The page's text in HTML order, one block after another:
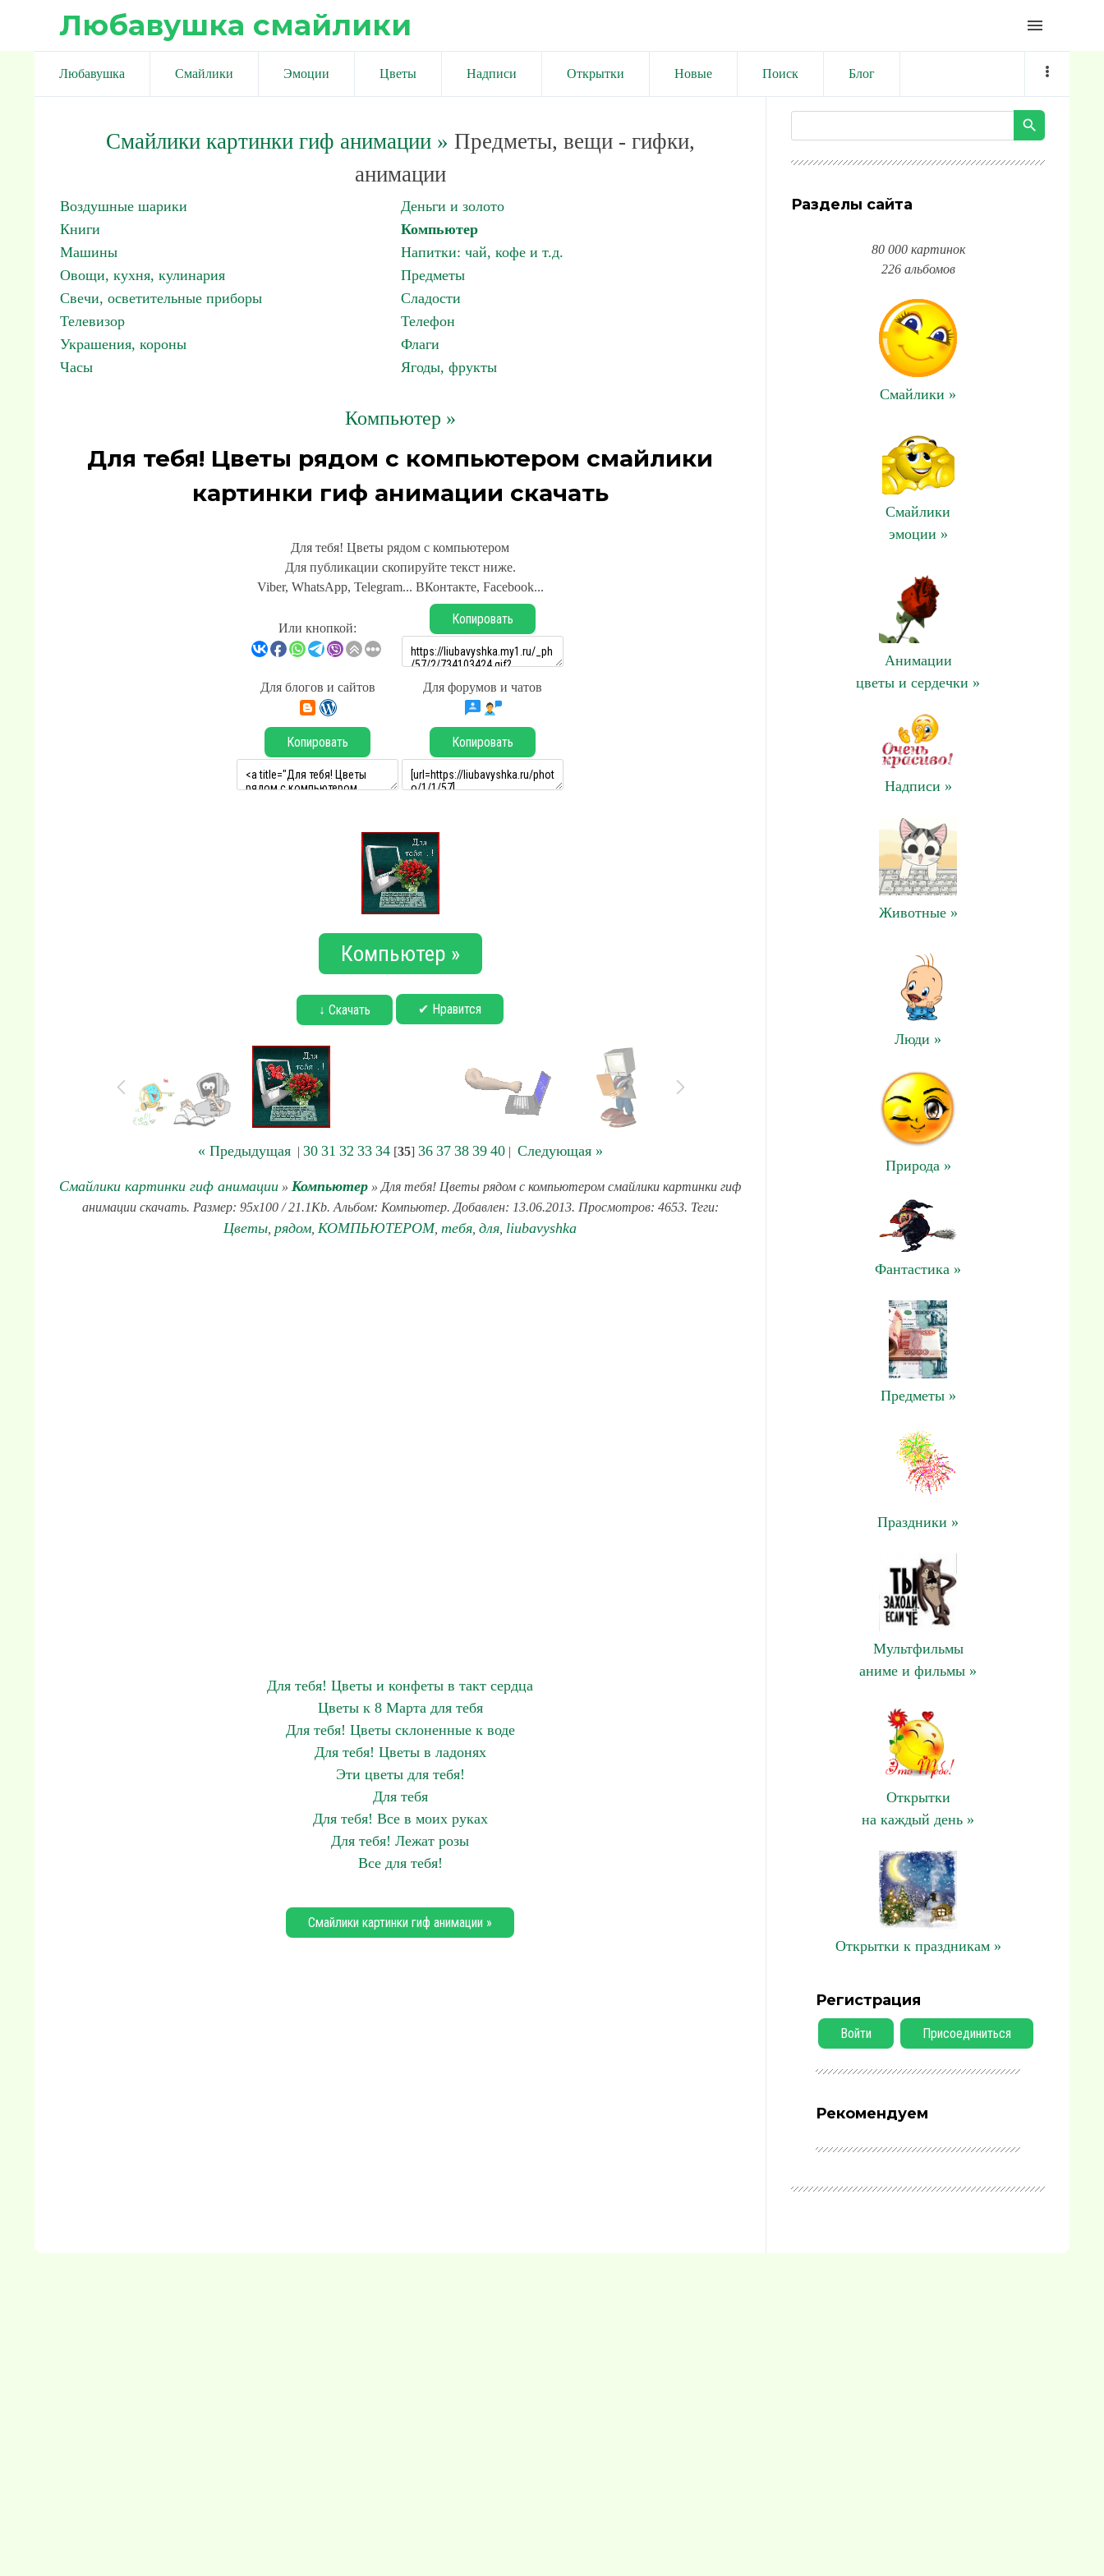
Любавушка смайлики menu
Любавушка Смайлики Эмоции Цветы Надписи Открытки Новые Поиск Блог
Смайлики картинки гиф анимации» Предметы, вещи - гифки,
анимации
Воздушные шарики
Деньги и золото
Книги
Компьютер
Машины
Напитки: чай, кофе и т.д.
Овощи, кухня, кулинария
Предметы
Свечи, осветительные приборы
Сладости
Телевизор
Телефон
Украшения, короны
Флаги
Часы
Ягоды, фрукты
Компьютер »
Для тебя! Цветы рядом с компьютером смайлики
картинки гиф анимации скачать
Для тебя! Цветы рядом с компьютером
Для публикации скопируйте текст ниже.
Viber, WhatsApp, Telegram... ВКонтакте, Facebook...
Или кнопкой:
Копировать
Для блогов и сайтов Для форумов и чатов
Копировать Копировать
Компьютер »
↓ Скачать ✔ Нравится
« Предыдущая| 30 31 32 33 34[35] 36 37 38 39 40| Следующая »
Смайлики картинки гиф анимации » Компьютер » Для тебя! Цветы рядом с компьютером смайлики картинки гиф
анимации скачать. Размер: 95x100 / 21.1Kb. Альбом: Компьютер. Добавлен: 13.06.2013. Просмотров: 4653. Теги:
Цветы рядом КОМПЬЮТЕРОМ, тебя для liubavyshka
Для тебя! Цветы и конфеты в такт сердца
Цветы к 8 Марта для тебя
Для тебя! Цветы склоненные к воде
Для тебя! Цветы в ладонях
Эти цветы для тебя!
Для тебя
Для тебя! Все в моих руках
Для тебя! Лежат розы
Все для тебя!
Смайлики картинки гиф анимации »
Разделы сайта
80 000 картинок
226 альбомов
Смайлики »
Смайлики
эмоции »
Анимации
цветы и сердечки »
Надписи »
Животные »
Люди »
Природа »
Фантастика »
Предметы »
Праздники »
Мультфильмы
аниме и фильмы »
Открытки
на каждый день »
Открытки к праздникам »
Регистрация
Войти Присоединиться
Рекомендуем